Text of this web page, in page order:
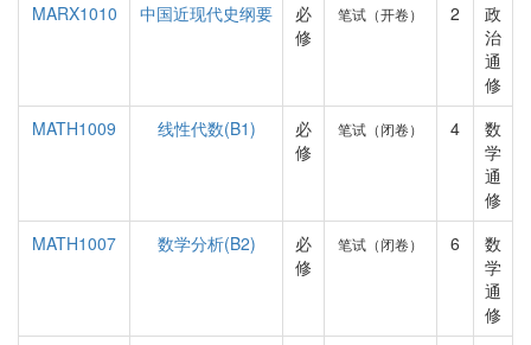
MARX1010
中国近现代史纲要
必
修
笔试（开卷） 2
政
治
通
修
MATH1009
线性代数(B1)
必
修
笔试（闭卷） 4
数
学
通
修
MATH1007
数学分析(B2)
必
修
笔试（闭卷） 6
数
学
通
修